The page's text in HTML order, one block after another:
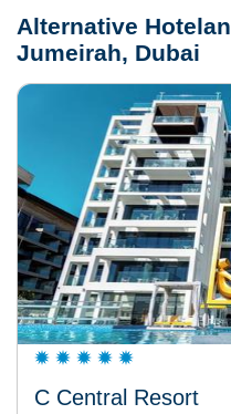
Alternative
Jumeirah, Dubai
C Central Resort